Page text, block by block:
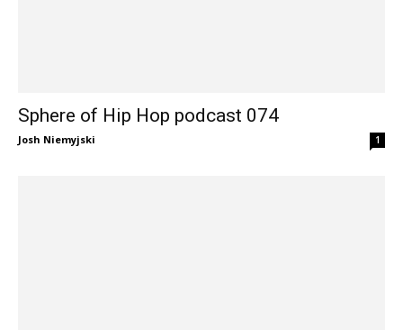
Sphere of Hip Hop podcast 074
Josh Niemyjski 1